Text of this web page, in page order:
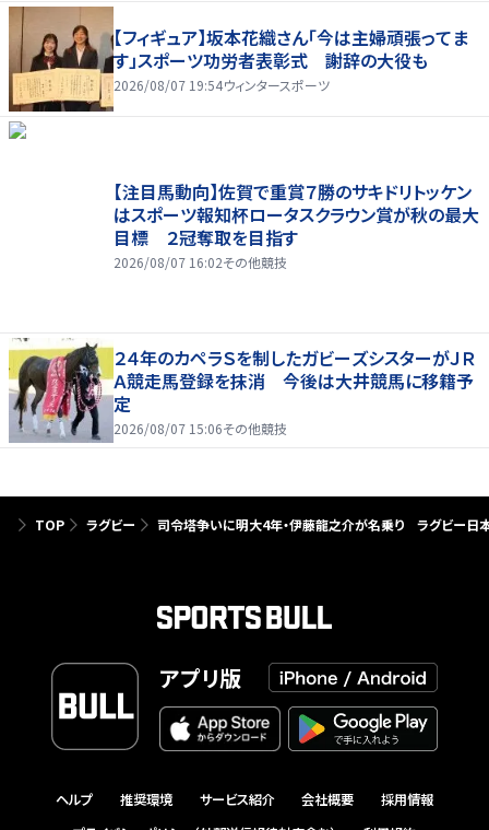
【フィギュア】坂本花織さん「今は主婦頑張ってま
す」スポーツ功労者表彰式 謝辞の大役も
2026/08/07 19:54ウィンタースポーツ
【注目馬動向】佐賀で重賞７勝のサキドリトッケン
はスポーツ報知杯ロータスクラウン賞が秋の最大
目標 ２冠奪取を目指す
2026/08/07 16:02その他競技
２４年のカペラＳを制したガビーズシスターがＪＲ
Ａ競走馬登録を抹消 今後は大井競馬に移籍予
定
2026/08/07 15:06その他競技
TOP ラグビー 司令塔争いに明大4年・伊藤龍之介が名乗り ラグビー日
アプリ版
ヘルプ 推奨環境 サービス紹介 会社概要
採用情報